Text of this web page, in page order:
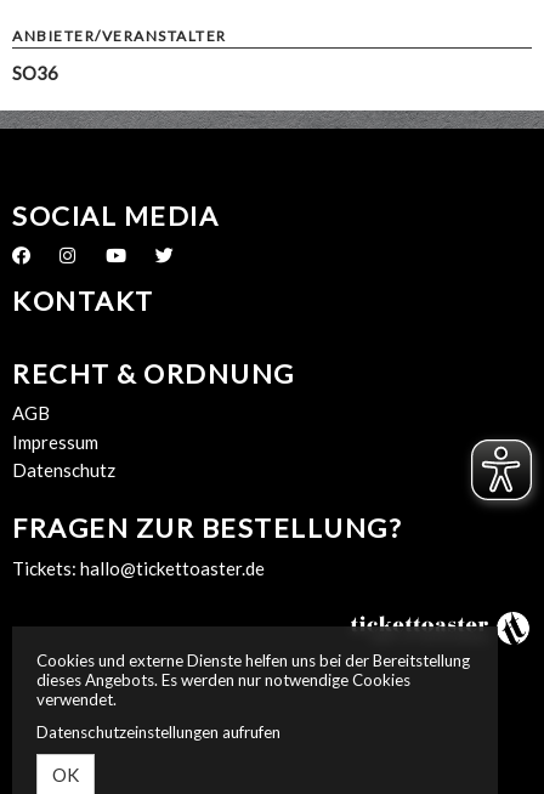
ANBIETER/VERANSTALTER
SO36
SOCIAL MEDIA
KONTAKT
RECHT & ORDNUNG
AGB
Impressum
Datenschutz
FRAGEN ZUR BESTELLUNG?
Tickets: hallo@tickettoaster.de
Cookies und externe Dienste helfen uns bei der Bereitstellung
dieses Angebots. Es werden nur notwendige Cookies
verwendet.
Datenschutzeinstellungen aufrufen
OK